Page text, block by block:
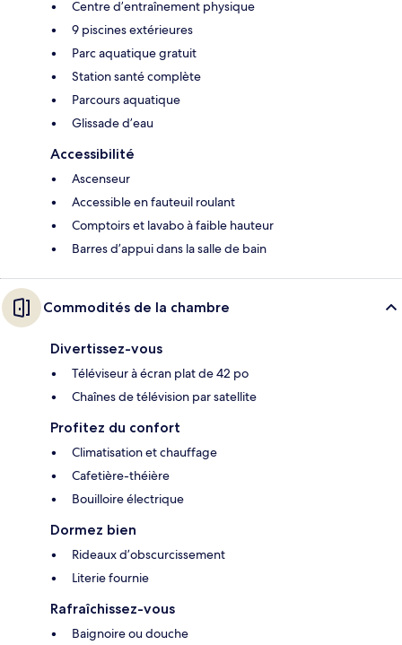
Centre d’entraînement physique
9 piscines extérieures
Parc aquatique gratuit
Station santé complète
Parcours aquatique
Glissade d’eau
Accessibilité
Ascenseur
Accessible en fauteuil roulant
Comptoirs et lavabo à faible hauteur
Barres d’appui dans la salle de bain
Commodités de la chambre
Divertissez-vous
Téléviseur à écran plat de 42 po
Chaînes de télévision par satellite
Profitez du confort
Climatisation et chauffage
Cafetière-théière
Bouilloire électrique
Dormez bien
Rideaux d’obscurcissement
Literie fournie
Rafraîchissez-vous
Baignoire ou douche